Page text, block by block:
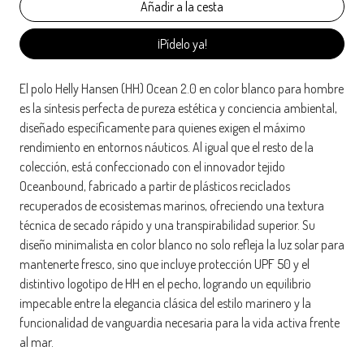
¡Pídelo ya!
El polo Helly Hansen (HH) Ocean 2.0 en color blanco para hombre
es la síntesis perfecta de pureza estética y conciencia ambiental,
diseñado específicamente para quienes exigen el máximo
rendimiento en entornos náuticos. Al igual que el resto de la
colección, está confeccionado con el innovador tejido
Oceanbound, fabricado a partir de plásticos reciclados
recuperados de ecosistemas marinos, ofreciendo una textura
técnica de secado rápido y una transpirabilidad superior. Su
diseño minimalista en color blanco no solo refleja la luz solar para
mantenerte fresco, sino que incluye protección UPF 50 y el
distintivo logotipo de HH en el pecho, logrando un equilibrio
impecable entre la elegancia clásica del estilo marinero y la
funcionalidad de vanguardia necesaria para la vida activa frente
al mar.